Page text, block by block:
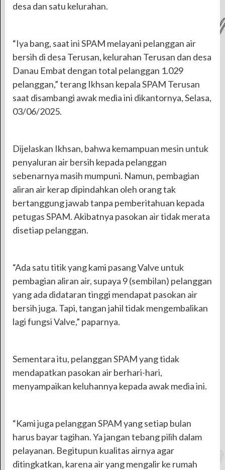
desa dan satu kelurahan.
“Iya bang, saat ini SPAM melayani pelanggan air
bersih di desa Terusan, kelurahan Terusan dan desa
Danau Embat dengan total pelanggan 1.029
pelanggan,” terang Ikhsan kepala SPAM Terusan
saat disambangi awak media ini dikantornya, Selasa,
03/06/2025.
Dijelaskan Ikhsan, bahwa kemampuan mesin untuk
penyaluran air bersih kepada pelanggan
sebenarnya masih mumpuni. Namun, pembagian
aliran air kerap dipindahkan oleh orang tak
bertanggung jawab tanpa pemberitahuan kepada
petugas SPAM. Akibatnya pasokan air tidak merata
disetiap pelanggan.
“Ada satu titik yang kami pasang Valve untuk
pembagian aliran air, supaya 9 (sembilan) pelanggan
yang ada didataran tinggi mendapat pasokan air
bersih juga. Tapi, tangan jahil tidak mengembalikan
lagi fungsi Valve,” paparnya.
Sementara itu, pelanggan SPAM yang tidak
mendapatkan pasokan air berhari-hari,
menyampaikan keluhannya kepada awak media ini.
“Kami juga pelanggan SPAM yang setiap bulan
harus bayar tagihan. Ya jangan tebang pilih dalam
pelayanan. Begitupun kualitas airnya agar
ditingkatkan, karena air yang mengalir ke rumah